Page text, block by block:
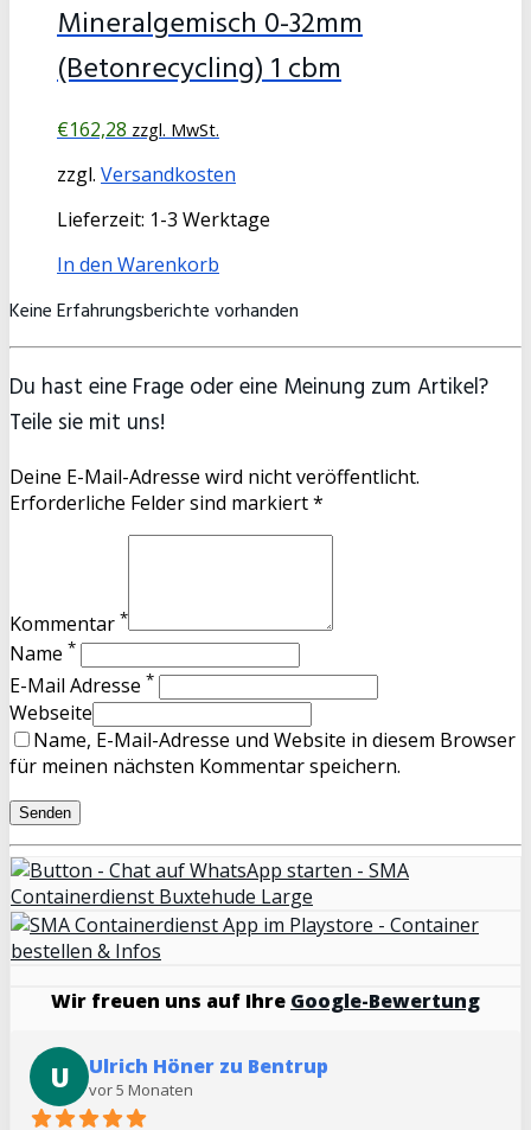
Mineralgemisch 0-32mm
(Betonrecycling) 1 cbm
€162,28 zzgl. MwSt.
zzgl. Versandkosten
Lieferzeit: 1-3 Werktage
In den Warenkorb
Keine Erfahrungsberichte vorhanden
Du hast eine Frage oder eine Meinung zum Artikel?
Teile sie mit uns!
Deine E-Mail-Adresse wird nicht veröffentlicht.
Erforderliche Felder sind markiert *
Kommentar *
Name *
E-Mail Adresse *
Webseite
Name, E-Mail-Adresse und Website in diesem Browser
für meinen nächsten Kommentar speichern.
Wir freuen uns auf Ihre Google-Bewertung
J Jennifer Kilian
vor 5 Monaten